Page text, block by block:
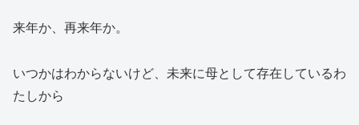
来年か、再来年か。
いつかはわからないけど、未来に母として存在しているわ
たしから